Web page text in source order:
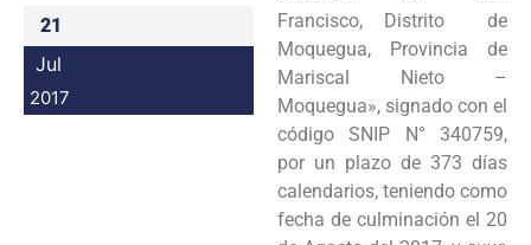
21
Jul
2017
Francisco, Distrito de
Moquegua, Provincia de
Mariscal Nieto –
Moquegua», signado con el
código SNIP N° 340759,
por un plazo de 373 días
calendarios, teniendo como
fecha de culminación el 20